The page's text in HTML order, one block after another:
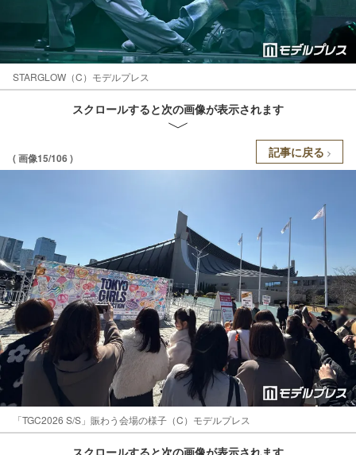
STARGLOW（C）モデルプレス
スクロールすると次の画像が表示されます
( 画像15/106 ) 記事に戻る
「TGC2026 S/S」賑わう会場の様子（C）モデルプレス